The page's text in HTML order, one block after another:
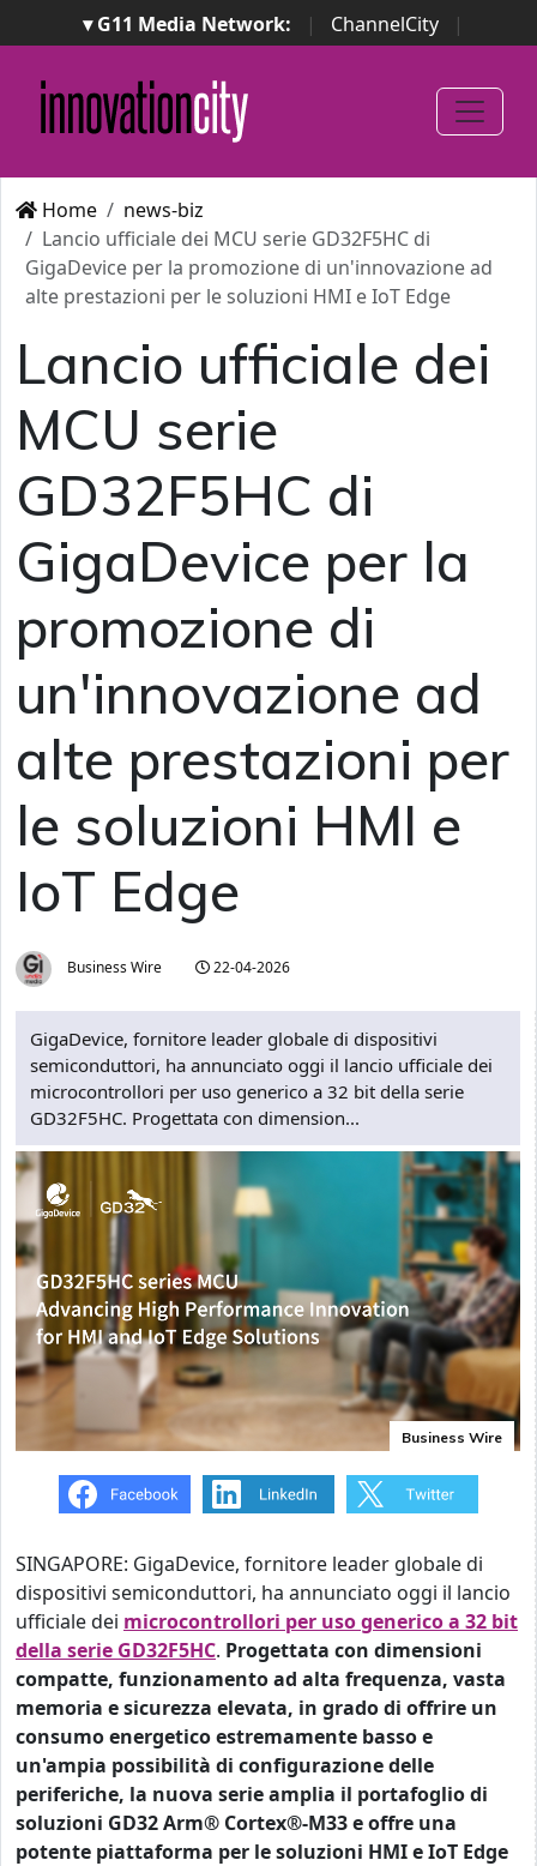
▾ G11 Media Network: | ChannelCity
|
ImpresaCity | SecurityOpenLab | Italian Channel
Awards
Italian Project Awards
Italian Security
Awards
Home
news-biz
Lancio ufficiale dei MCU serie GD32F5HC di
GigaDevice per la promozione di un'innovazione ad
alte prestazioni per le soluzioni HMI e IoT Edge
Lancio ufficiale dei
MCU serie
GD32F5HC di
GigaDevice per la
promozione di
un'innovazione ad
alte prestazioni per
le soluzioni HMI e
IoT Edge
Business Wire 22-04-2026
GigaDevice, fornitore leader globale di dispositivi
semiconduttori, ha annunciato oggi il lancio ufficiale dei
microcontrollori per uso generico a 32 bit della serie
GD32F5HC. Progettata con dimension...
Business Wire
SINGAPORE: GigaDevice, fornitore leader globale di
dispositivi semiconduttori, ha annunciato oggi il lancio
ufficiale dei microcontrollori per uso generico a 32 bit
della serie GD32F5HC. Progettata con dimensioni
compatte, funzionamento ad alta frequenza, vasta
memoria e sicurezza elevata, in grado di offrire un
consumo energetico estremamente basso e
un'ampia possibilità di configurazione delle
periferiche, la nuova serie amplia il portafoglio di
soluzioni GD32 Arm® Cortex®‑M33 e offre una
potente piattaforma per le soluzioni HMI e IoT Edge